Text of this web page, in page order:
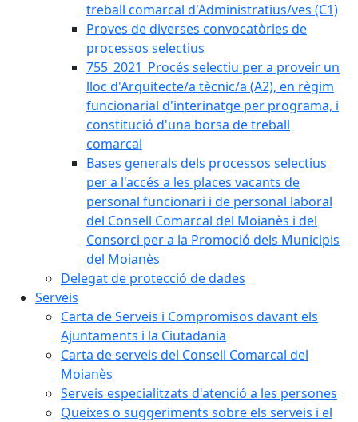
treball comarcal d'Administratius/ves (C1)
Proves de diverses convocatòries de
processos selectius
755_2021_Procés selectiu per a proveir un
lloc d'Arquitecte/a tècnic/a (A2), en règim
funcionarial d'interinatge per programa, i
constitució d'una borsa de treball
comarcal
Bases generals dels processos selectius
per a l'accés a les places vacants de
personal funcionari i de personal laboral
del Consell Comarcal del Moianès i del
Consorci per a la Promoció dels Municipis
del Moianès
Delegat de protecció de dades
Serveis
Carta de Serveis i Compromisos davant els
Ajuntaments i la Ciutadania
Carta de serveis del Consell Comarcal del
Moianès
Serveis especialitzats d'atenció a les persones
Queixes o suggeriments sobre els serveis i el